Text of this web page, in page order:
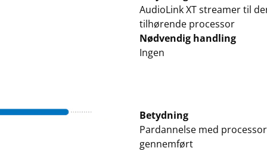
AudioLink XT streamer til
tilhørende processor
Nødvendig handling
Ingen
Betydning
Pardannelse med processor
gennemført